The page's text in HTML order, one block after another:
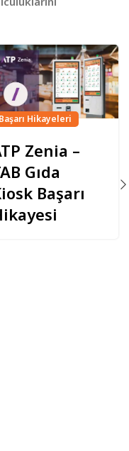
Başarı Hikayeleri
Zenia –
Gıda
Başarı